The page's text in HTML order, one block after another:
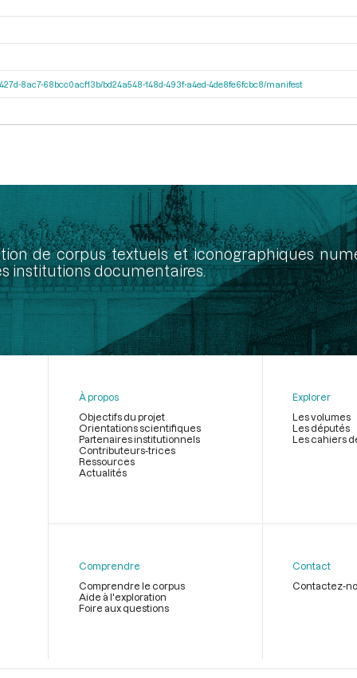
427d-8ac7-68bcc0acf13b/bd24a548-148d-493f-a4ed-4de8fe6fcbc8/manifest
de corpus textuels et iconographiques
institutions documentaires.
page
À propos
Objectifs du projet
Orientations scientifiques
Partenaires institutionnels
Contributeurs-trices
Ressources
Actualités
Explorer
Les volumes
Les députés
Les cahiers
Comprendre
Comprendre le corpus
Aide à l'exploration
Foire aux questions
Contact
Contactez-